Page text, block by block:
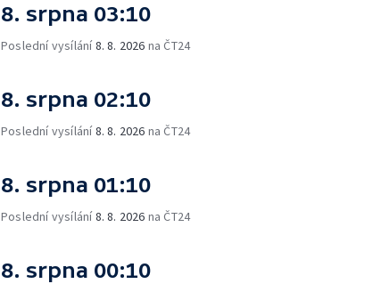
8. srpna 03:10
Poslední vysílání8. 8. 2026 na ČT24
8. srpna 02:10
Poslední vysílání8. 8. 2026 na ČT24
8. srpna 01:10
Poslední vysílání8. 8. 2026 na ČT24
8. srpna 00:10